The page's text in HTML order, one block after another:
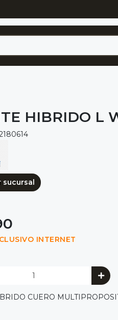
HIBRIDO L
sucursal
INTERNET
CUERO